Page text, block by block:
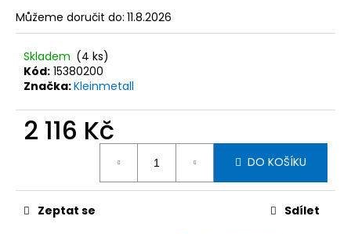
Můžeme doručit do: 11.8.2026
Skladem (4 ks)
Kód: 15380200
Značka:Kleinmetall
2 116 Kč
DO KOŠÍKU
Zeptat se Sdílet
D
o
p
o
u
m
e